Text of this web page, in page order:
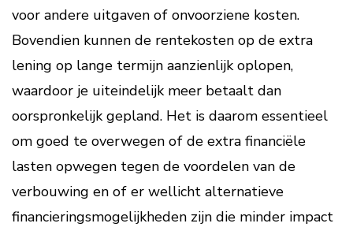
voor andere uitgaven of onvoorziene kosten.
Bovendien kunnen de rentekosten op de extra
lening op lange termijn aanzienlijk oplopen,
waardoor je uiteindelijk meer betaalt dan
oorspronkelijk gepland. Het is daarom essentieel
om goed te overwegen of de extra financiële
lasten opwegen tegen de voordelen van de
verbouwing en of er wellicht alternatieve
financieringsmogelijkheden zijn die minder impact